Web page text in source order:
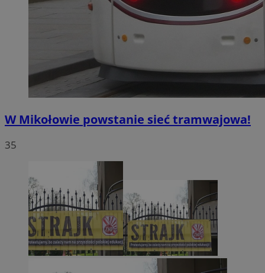
W Mikołowie powstanie sieć tramwajowa!
35